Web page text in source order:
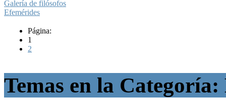
Galería de filósofos
Efemérides
Página:
1
2
Temas en la